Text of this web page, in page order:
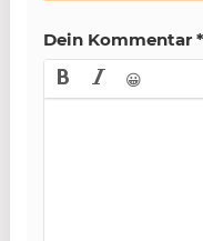
Dein Kommentar *
😀